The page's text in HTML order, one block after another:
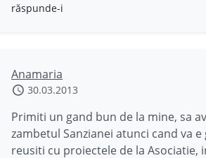
răspunde-i
Anamaria
30.03.2013
Primiti un gand bun de la mine, sa
zambetul Sanzianei atunci cand va
reusiti cu proiectele de la Asociatie,